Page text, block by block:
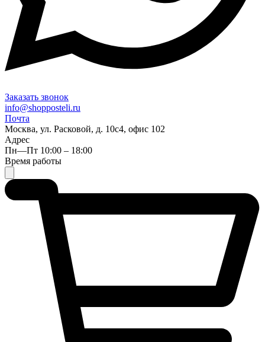
Заказать звонок
info@shopposteli.ru
Почта
Москва, ул. Расковой, д. 10с4, офис 102
Адрес
Пн—Пт 10:00 – 18:00
Время работы